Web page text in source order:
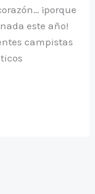
¡porque
este año!
campistas